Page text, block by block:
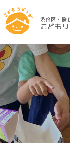
渋谷区・桜
こども